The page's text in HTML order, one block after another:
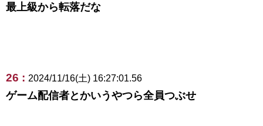
最上級から転落だな
26 : 2024/11/16(土) 16:27:01.56
ゲーム配信者とかいうやつら全員つぶせ